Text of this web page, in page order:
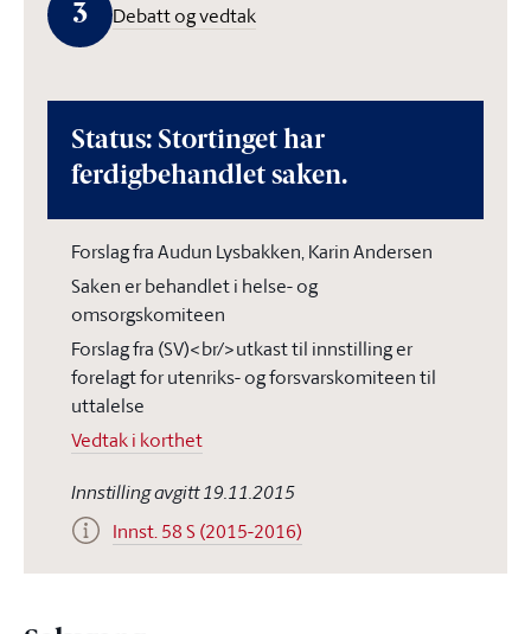
3 Debatt og vedtak
Status: Stortinget har
ferdigbehandlet saken.
Forslag fra Audun Lysbakken, Karin Andersen
Saken er behandlet i helse- og
omsorgskomiteen
Forslag fra (SV)<br/>utkast til innstilling er
forelagt for utenriks- og forsvarskomiteen til
uttalelse
Vedtak i korthet
Innstilling avgitt 19.11.2015
Innst. 58 S (2015-2016)